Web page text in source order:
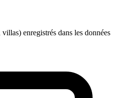
enregistrés dans les données